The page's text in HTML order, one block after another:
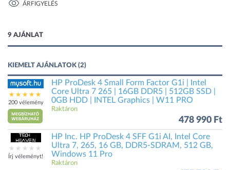
ÁRFIGYELÉS
9 AJÁNLAT
KIEMELT AJÁNLATOK (2)
200 vélemény
HP ProDesk 4 Small Form Factor G1i | Intel
Core Ultra 7 265 | 16GB DDR5 | 512GB SSD |
0GB HDD | INTEL Graphics | W11 PRO
Raktáron
478 990 Ft
Írj véleményt!
HP Inc. HP ProDesk 4 SFF G1i AI, Intel Core
Ultra 7, 265, 16 GB, DDR5-SDRAM, 512 GB,
Windows 11 Pro
Raktáron